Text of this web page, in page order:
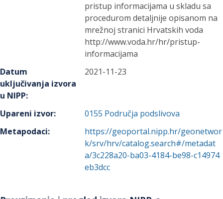
pristup informacijama u skladu sa
procedurom detaljnije opisanom na
mrežnoj stranici Hrvatskih voda
http://www.voda.hr/hr/pristup-
informacijama
Datum
uključivanja izvora
u NIPP:
2021-11-23
Upareni izvor: 0155 Područja podslivova
Metapodaci:
https://geoportal.nipp.hr/geonetwor
k/srv/hrv/catalog.search#/metadat
a/3c228a20-ba03-4184-be98-c14974
eb3dcc